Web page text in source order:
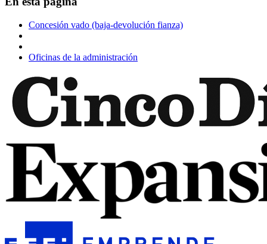
Concesión vado (baja-devolución fianza)
Oficinas de la administración